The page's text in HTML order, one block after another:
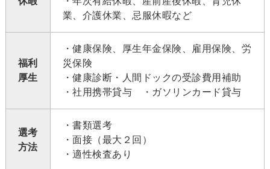
業、介護休業、忌服休暇など
福利
厚生
・健康保険、厚生年金保険、雇用保険、労
災保険
・健康診断・人間ドックの受診費用補助
・社用携帯貸与 ・ガソリンカード貸与
選考
方法
・書類選考
・面接（最大２回）
・適性検査あり